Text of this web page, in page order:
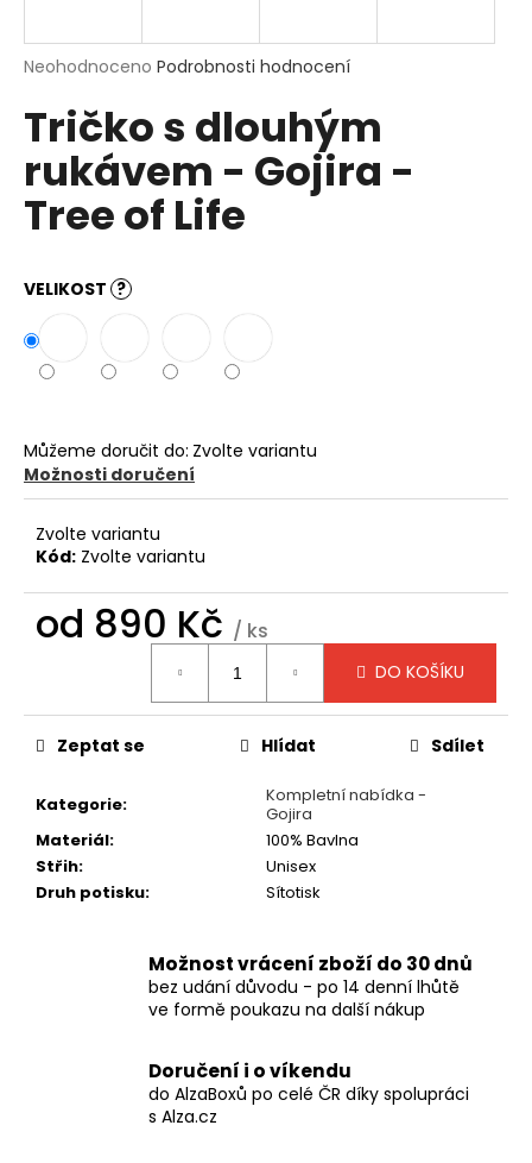
Průměrné
produktu
5
hvězdiček.
Neohodnoceno Podrobnosti hodnocení
Tričko s dlouhým
rukávem - Gojira -
Tree of Life
VELIKOST ?
Můžeme doručit do: Zvolte variantu
Možnosti doručení
Zvolte variantu
Kód: Zvolte variantu
od 890 Kč / ks
DO KOŠÍKU
Kategorie:
Kompletní nabídka -
Gojira
Materiál:
100% Bavlna
Střih:
Unisex
Druh potisku: Sítotisk
Zeptat se Hlídat Sdílet
Možnost vrácení zboží do 30 dnů
bez udání důvodu - po 14 denní lhůtě
ve formě poukazu na další nákup
Doručení i o víkendu
do AlzaBoxů po celé ČR díky spolupráci
s Alza.cz
j
t
?
D
o
r
u
č
u
j
e
m
TRIČKO
BATH
WHEN
THE
KITE
STRING